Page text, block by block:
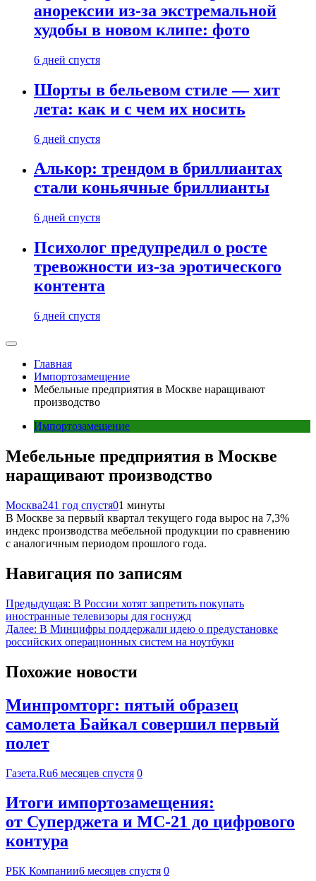
анорексии из-за экстремальной
худобы в новом клипе: фото
6 дней спустя
Шорты в бельевом стиле — хит
лета: как и с чем их носить
6 дней спустя
Алькор: трендом в бриллиантах
стали коньячные бриллианты
6 дней спустя
Психолог предупредил о росте
тревожности из-за эротического
контента
6 дней спустя
Главная
Импортозамещение
Мебельные предприятия в Москве наращивают
производство
Импортозамещение
Мебельные предприятия в Москве
наращивают производство
Москва241 год спустя01 минуты
В Москве за первый квартал текущего года вырос на 7,3%
индекс производства мебельной продукции по сравнению
с аналогичным периодом прошлого года.
Навигация по записям
Предыдущая: В России хотят запретить покупать
иностранные телевизоры для госнужд
Далее: В Минцифры поддержали идею о предустановке
российских операционных систем на ноутбуки
Похожие новости
Минпромторг: пятый образец
самолета Байкал совершил первый
полет
Газета.Ru6 месяцев спустя 0
Итоги импортозамещения:
от Суперджета и МС-21 до цифрового
контура
РБК Компании6 месяцев спустя 0